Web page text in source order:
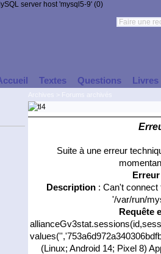
server host 'mysql5-9' (0)
Textes Questions Livres
Suite à une erreur
Description: Can't connect
'/var/run/
Requête
(Linux; Android 14; Pixel 8)